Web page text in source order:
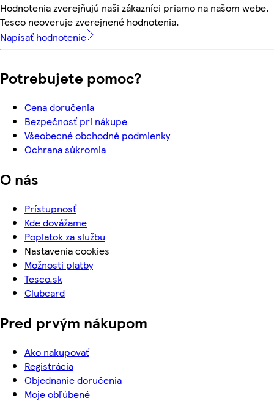
Hodnotenia zverejňujú naši zákazníci priamo na našom webe.
Tesco neoveruje zverejnené hodnotenia.
Napísať hodnotenie
Potrebujete pomoc?
Cena doručenia
Bezpečnosť pri nákupe
Všeobecné obchodné podmienky
Ochrana súkromia
O nás
Prístupnosť
Kde dovážame
Poplatok za službu
Nastavenia cookies
Možnosti platby
Tesco.sk
Clubcard
Pred prvým nákupom
Ako nakupovať
Registrácia
Objednanie doručenia
Moje obľúbené